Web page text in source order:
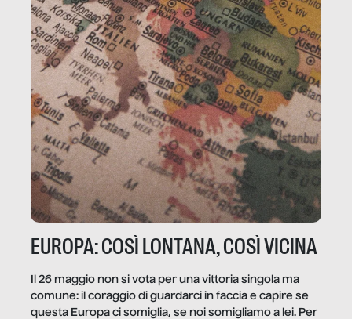
EUROPA: COSÌ LONTANA, COSÌ VICINA
Il 26 maggio non si vota per una vittoria singola ma
comune: il coraggio di guardarci in faccia e capire se
questa Europa ci somiglia, se noi somigliamo a lei. Per